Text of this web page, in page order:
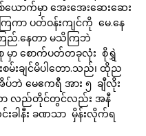
ောက်မှာ အေးအေးဆေးဆေး
ြကာ ပတ်ဝန်းကျင်ကို မေ.နေ
ြည်.နေတာ မသိကြဘဲ
ာ စောက်ပတ်တခုလုံး စိုရွှဲ
းချင်မိပါတော.သည်၊ ထိုည
မေဧကရီ အား ၅ ချီလိုး
ကာ လည်တိုင်တွင်လည်း အနီ
ါနီး ခဏသာ မှိန်းလိုက်ရ